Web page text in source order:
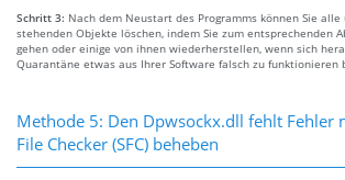
Schritt 3: Nach dem Neustart des Programms können Sie
stehenden Objekte löschen, indem Sie zum entsprechenden
gehen oder einige von ihnen wiederherstellen, wenn sich
Quarantäne etwas aus Ihrer Software falsch zu funktionieren
Methode 5: Den Dpwsockx.dll fehlt Fehler
File Checker (SFC) beheben